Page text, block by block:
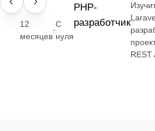
ПРОФЕССИЯ
12
месяцев
·
С
нуля
РНР-
разработчик
REST